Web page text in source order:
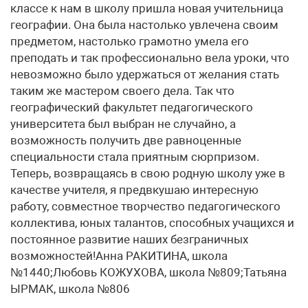
классе к нам в школу пришла новая учительница
географии. Она была настолько увлечена своим
предметом, настолько грамотно умела его
преподать и так профессионально вела уроки, что
невозможно было удержаться от желания стать
таким же мастером своего дела. Так что
географический факультет педагогического
университета был выбран не случайно, а
возможность получить две равноценные
специальности стала приятным сюрпризом.
Теперь, возвращаясь в свою родную школу уже в
качестве учителя, я предвкушаю интересную
работу, совместное творчество педагогического
коллектива, юных талантов, способных учащихся и
постоянное развитие наших безграничных
возможностей!Анна РАКИТИНА, школа
№1440;Любовь КОЖУХОВА, школа №809;Татьяна
ЫРМАК, школа №806